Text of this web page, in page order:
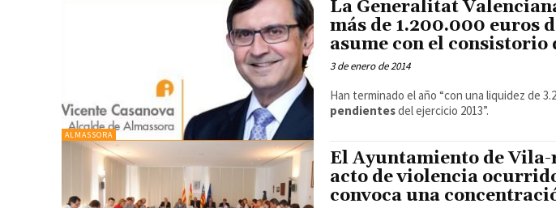
ALMASSORA
La Generalitat
más de 1.200.000 euros
asume con el consistorio
3 de enero de 2014
Han terminado el año “con una liquidez de
pendientesdel ejercicio 2013”.
El Ayuntamiento de
acto de violencia
convoca una